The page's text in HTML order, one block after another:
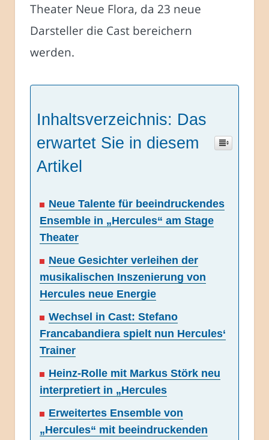
Theater Neue Flora, da 23 neue
Darsteller die Cast bereichern
werden.
Inhaltsverzeichnis: Das
erwartet Sie in diesem
Artikel
Neue Talente für beeindruckendes
Ensemble in „Hercules“ am Stage
Theater
Neue Gesichter verleihen der
musikalischen Inszenierung von
Hercules neue Energie
Wechsel in Cast: Stefano
Francabandiera spielt nun Hercules‘
Trainer
Heinz-Rolle mit Markus Störk neu
interpretiert in „Hercules
Erweitertes Ensemble von
„Hercules“ mit beeindruckenden